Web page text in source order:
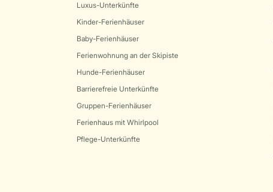
Luxus-Unterkünfte
Kinder-Ferienhäuser
Baby-Ferienhäuser
Ferienwohnung an der Skipiste
Hunde-Ferienhäuser
Barrierefreie Unterkünfte
Gruppen-Ferienhäuser
Ferienhaus mit Whirlpool
Pflege-Unterkünfte